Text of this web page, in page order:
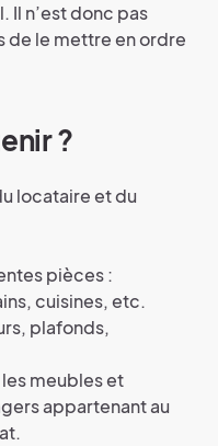
Il n’est donc pas
de le mettre en ordre
?
locataire et du
pièces :
cuisines, etc.
plafonds,
meubles et
appartenant au